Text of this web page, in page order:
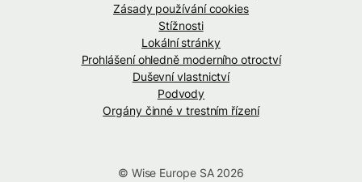
Zásady používání cookies
Stížnosti
Lokální stránky
Prohlášení ohledně moderního otroctví
Duševní vlastnictví
Podvody
Orgány činné v trestním řízení
© Wise Europe SA 2026